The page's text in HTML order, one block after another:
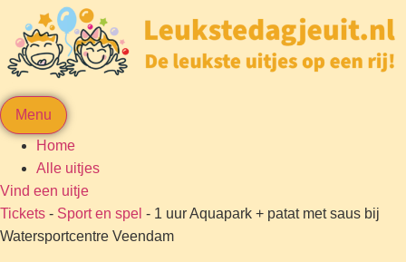
Menu
Home
Alle uitjes
Vind een uitje
Tickets - Sport en spel - 1 uur Aquapark + patat met saus bij
Watersportcentre Veendam